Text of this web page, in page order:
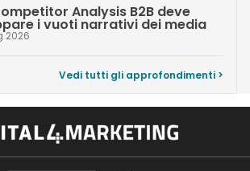
Analysis B2B deve
i vuoti narrativi dei media
2026
Vedi tutti gli approfondimenti >